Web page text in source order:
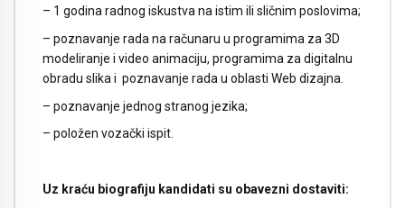
– 1 godina radnog iskustva na istim ili sličnim poslovima;
– poznavanje rada na računaru u programima za 3D
modeliranje i video animaciju, programima za digitalnu
obradu slika i poznavanje rada u oblasti Web dizajna.
– poznavanje jednog stranog jezika;
– položen vozački ispit.
Uz kraću biografiju kandidati su obavezni dostaviti: